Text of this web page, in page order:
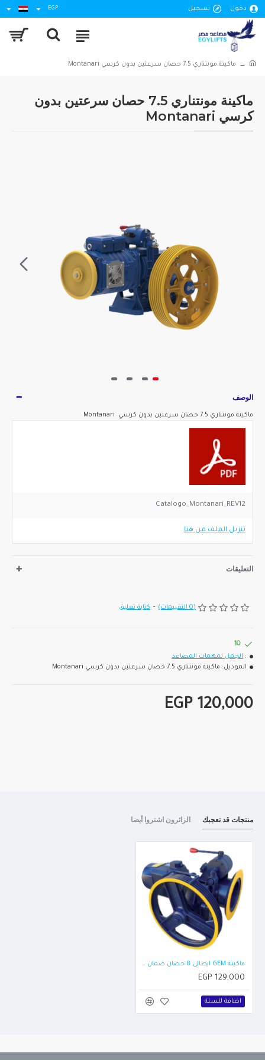
دخول تسجيل EGP
ماكينة مونتناري 7.5 حصان سرعتين بدون كرسي Montanari
ماكينة مونتناري 7.5 حصان سرعتين بدون
كرسي Montanari
الوصف
ماكينة مونتناري 7.5 حصان سرعتين بدون كرسي Montanari
Catalogo_Montanari_REV12
تنزيل الملف من هنا
التعليقات
(0 التقييمات) - كتابة تعليق
EGP 120,000
10
: الجمل لمهمات المصاعد
الموديل: ماكينة مونتناري 7.5 حصان سرعتين بدون كرسي Montanari
منتجات قد تعجبك الزائرون اشتروا أيضا
ماكينة GEM ايطالى 8 حصان ضمان 5 سنوات
EGP 129,000
اضافة للسلة